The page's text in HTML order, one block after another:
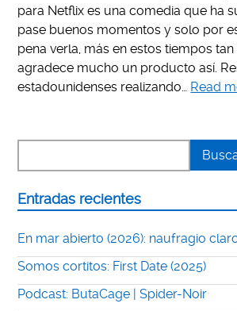
para Netflix es una comedia que ha
pase buenos momentos y solo por
pena verla, más en estos tiempos tan
agradece mucho un producto así.
estadounidenses realizando… Read
Entradas recientes
En mar abierto (2026): naufragio
Somos cortitos: First Date (2025)
Podcast: ButaCage | Spider-Noir